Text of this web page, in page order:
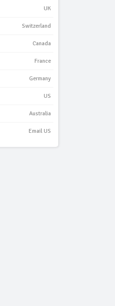
UK
Switzerland
Canada
France
Germany
US
Australia
Email US